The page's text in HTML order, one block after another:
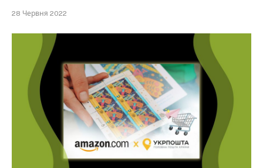
28 Червня 2022